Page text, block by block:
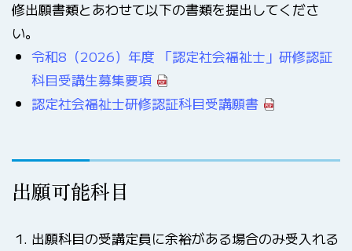
修出願書類とあわせて以下の書類を提出してくださ
い。
令和8（2026）年度 「認定社会福祉士」研修認証
科目受講生募集要項
認定社会福祉士研修認証科目受講願書
出願可能科目
出願科目の受講定員に余裕がある場合のみ受入れる